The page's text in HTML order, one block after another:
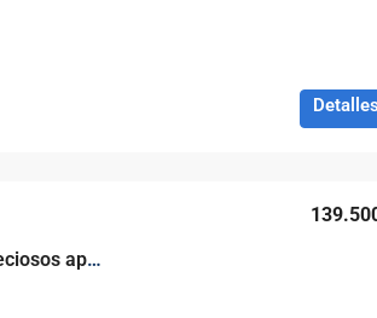
Detalles
Gran oportunidad, conjunto de dos preciosos apartamentos rurales en Constantina!!!